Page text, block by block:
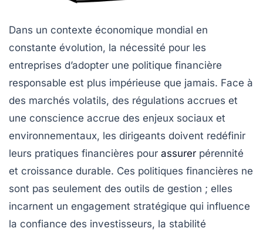
Dans un contexte économique mondial en
constante évolution, la nécessité pour les
entreprises d’adopter une politique financière
responsable est plus impérieuse que jamais. Face à
des marchés volatils, des régulations accrues et
une conscience accrue des enjeux sociaux et
environnementaux, les dirigeants doivent redéfinir
leurs pratiques financières pour assurer pérennité
et croissance durable. Ces politiques financières ne
sont pas seulement des outils de gestion ; elles
incarnent un engagement stratégique qui influence
la confiance des investisseurs, la stabilité